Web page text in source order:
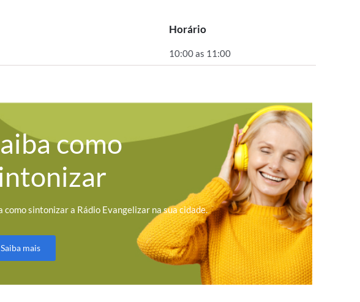
Horário
10:00 as 11:00
como
como sintonizar a Rádio Evangelizar na sua cidade.
Saiba mais